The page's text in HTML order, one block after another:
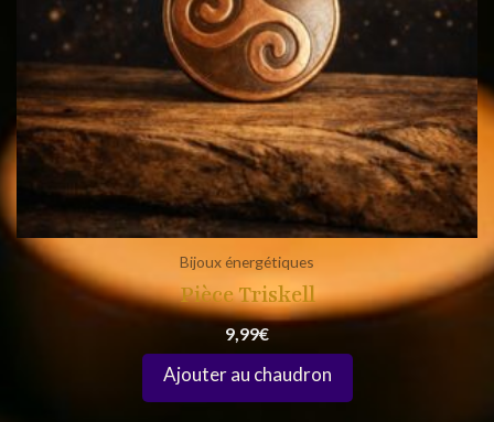
Bijoux énergétiques
Pièce Triskell
9,99€